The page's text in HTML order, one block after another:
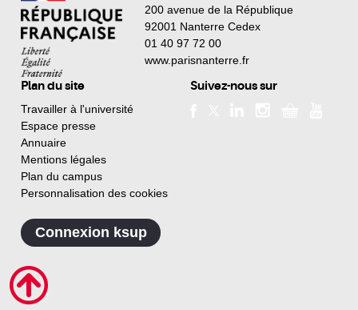
200 avenue de la République
92001 Nanterre Cedex
01 40 97 72 00
www.parisnanterre.fr
Plan du site
Travailler à l'université
Espace presse
Annuaire
Mentions légales
Plan du campus
Personnalisation des cookies
Suivez-nous sur
Connexion ksup